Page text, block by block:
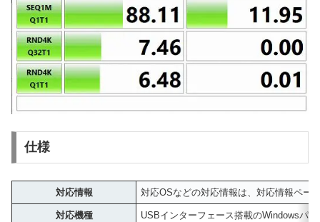
仕様
対応情報 対応OSなどの対応情報は、対応情報ペー
対応機種 USBインターフェース搭載のWindowsパ